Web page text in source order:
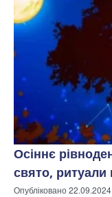
Осіннє
свято, ритуали
Опубліковано22.09.2024